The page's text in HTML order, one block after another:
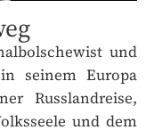
und
seinem Europa
Russlandreise,
und dem